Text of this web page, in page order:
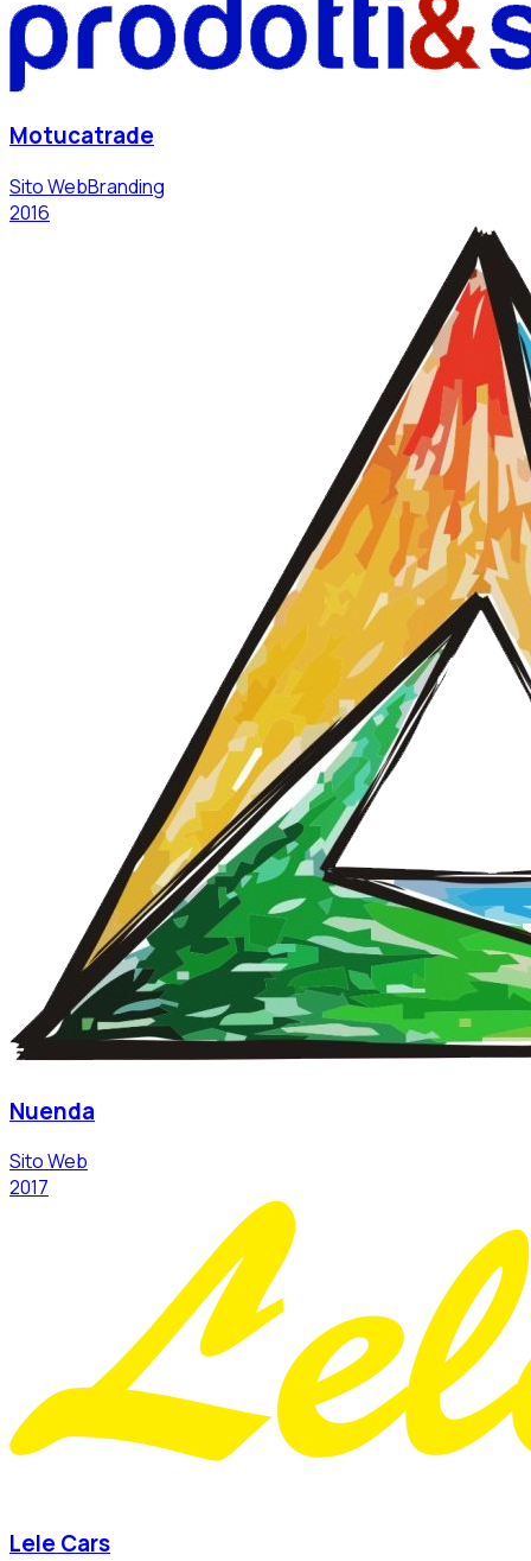
Motucatrade
Sito WebBranding
2016
Nuenda
Sito Web
2017
Lele Cars